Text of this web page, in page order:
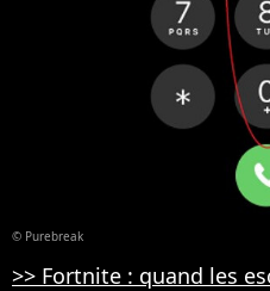
© Purebreak
>> Fortnite : quand les